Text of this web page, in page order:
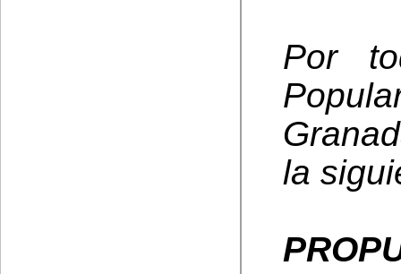
Por
la